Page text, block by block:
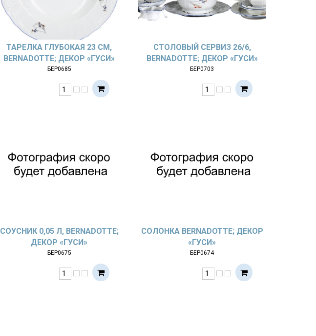
ТАРЕЛКА ГЛУБОКАЯ 23 СМ,
BERNADOTTE; ДЕКОР «ГУСИ»
БЕР0685
СТОЛОВЫЙ СЕРВИЗ 26/6,
BERNADOTTE; ДЕКОР «ГУСИ»
БЕР0703
СОУСНИК 0,05 Л, BERNADOTTE;
ДЕКОР «ГУСИ»
БЕР0675
СОЛОНКА BERNADOTTE; ДЕКОР
«ГУСИ»
БЕР0674